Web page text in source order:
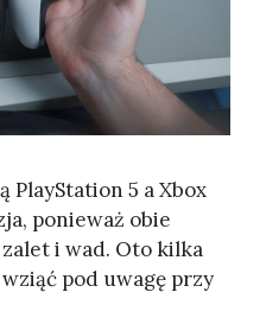
PlayStation 5 a Xbox
ponieważ obie
i wad. Oto kilka
pod uwagę przy